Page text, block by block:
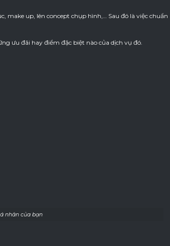
up, lên concept chụp hình,… Sau đó là việc chuẩn
ưu đãi hay điểm đặc biệt nào của dịch vụ đó.
nhân của bạn